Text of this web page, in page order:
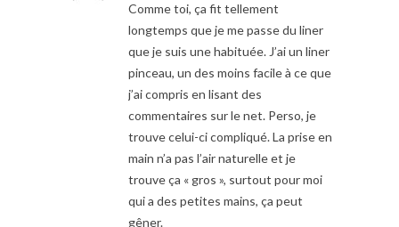
Comme toi, ça fit tellement
longtemps que je me passe du liner
que je suis une habituée. J’ai un liner
pinceau, un des moins facile à ce que
j’ai compris en lisant des
commentaires sur le net. Perso, je
trouve celui-ci compliqué. La prise en
main n’a pas l’air naturelle et je
trouve ça « gros », surtout pour moi
qui a des petites mains, ça peut
gêner.